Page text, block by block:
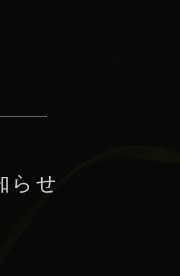
らせ